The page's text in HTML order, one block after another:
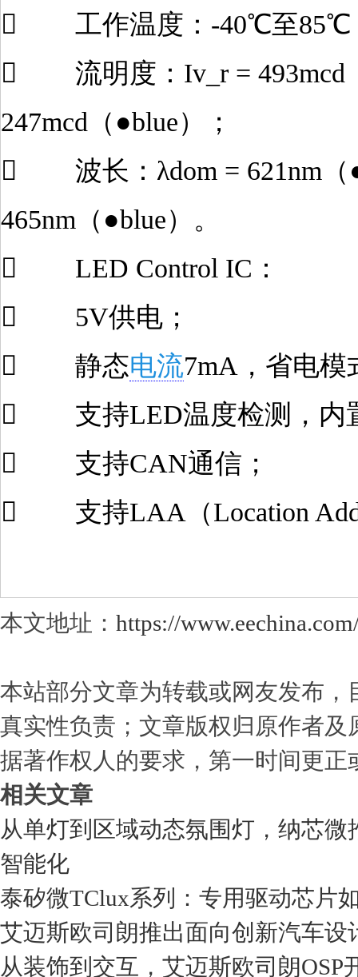
 工作温度：-40℃至85℃
 流明度：Iv_r = 493mcd（
247mcd（●blue）；
 波长：λdom = 621nm（
465nm（●blue）。
 LED Control IC：
 5V供电；
 静态电流7mA，省电模
 支持LED温度检测，内
 支持CAN通信；
 支持LAA（Location
本文地址： https://
本站部分文章为转载或网友发布
真实性负责；文章版权归原作者
据著作权人的要求，第一时间更正
相关文章
从单灯到区域动态氛围灯，纳芯微
智能化
泰矽微TClux系列：专用驱动芯片
艾迈斯欧司朗推出面向创新汽车
从装饰到交互，艾迈斯欧司朗